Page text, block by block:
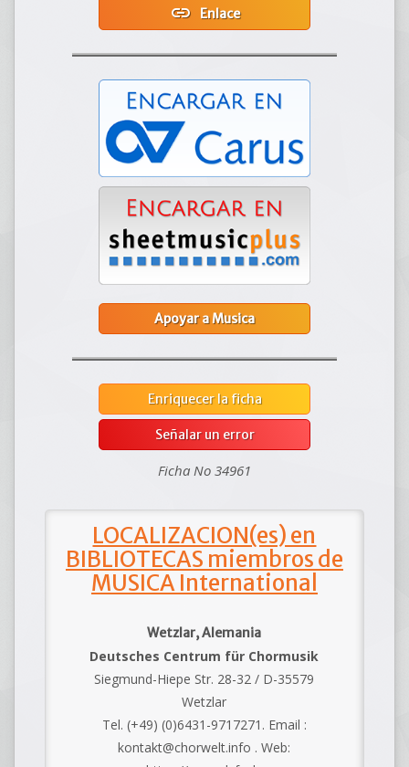
link Enlace
Apoyar a Musica
Enriquecer la ficha
Señalar un error
Ficha No 34961
LOCALIZACION(es) en
BIBLIOTECAS miembros de
MUSICA International
Wetzlar, Alemania
Deutsches Centrum für Chormusik
Siegmund-Hiepe Str. 28-32 / D-35579
Wetzlar
Tel. (+49) (0)6431-9717271. Email :
kontakt@chorwelt.info . Web: